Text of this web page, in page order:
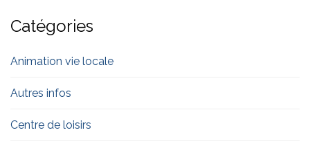
Catégories
Animation vie locale
Autres infos
Centre de loisirs